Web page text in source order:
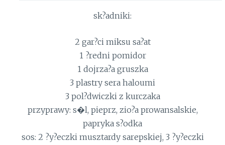
sk?adniki:
2 gar?ci miksu sa?at
1 ?redni pomidor
1 dojrza?a gruszka
3 plastry sera haloumi
3 pol?dwiczki z kurczaka
przyprawy: s�l, pieprz, zio?a prowansalskie,
papryka s?odka
sos: 2 ?y?eczki musztardy sarepskiej, 3 ?y?eczki